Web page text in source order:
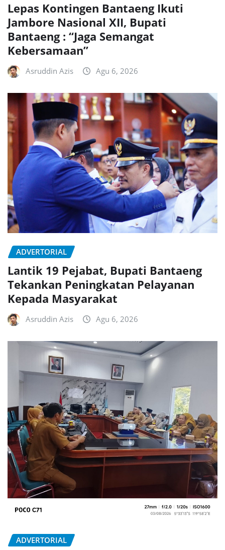
Lepas Kontingen Bantaeng Ikuti
Jambore Nasional XII, Bupati
Bantaeng : “Jaga Semangat
Kebersamaan”
Asruddin Azis Agu 6, 2026
ADVERTORIAL
Lantik 19 Pejabat, Bupati Bantaeng
Tekankan Peningkatan Pelayanan
Kepada Masyarakat
Asruddin Azis Agu 6, 2026
ADVERTORIAL